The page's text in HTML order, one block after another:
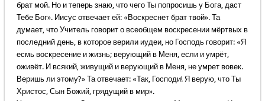
брат мой. Но и теперь знаю, что чего Ты попросишь у Бога, даст
Тебе Бог». Иисус отвечает ей: «Воскреснет брат твой». Та
думает, что Учитель говорит о всеобщем воскресении мёртвых в
последний день, в которое верили иудеи, но Господь говорит: «Я
есмь воскресение и жизнь; верующий в Меня, если и умрёт,
оживёт. И всякий, живущий и верующий в Меня, не умрет вовек.
Веришь ли этому?» Та отвечает: «Так, Господи! Я верую, что Ты
Христос, Сын Божий, грядущий в мир».